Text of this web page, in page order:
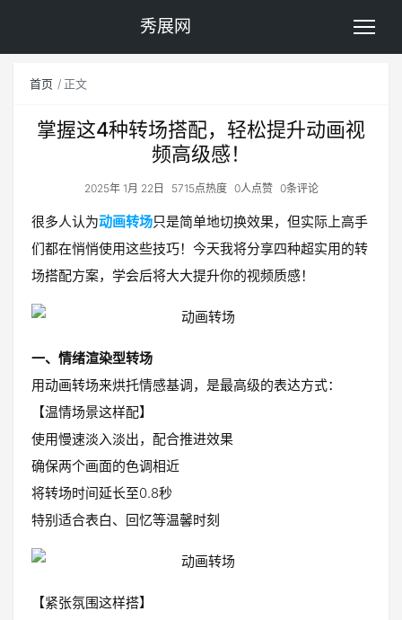
秀展网
首页 正文
掌握这4种转场搭配，轻松提升动画视
频高级感！
2025年 1月 22日 5715点热度 0人点赞 0条评论
很多人认为动画转场只是简单地切换效果，但实际上高手
们都在悄悄使用这些技巧！今天我将分享四种超实用的转
场搭配方案，学会后将大大提升你的视频质感！
一、情绪渲染型转场
用动画转场来烘托情感基调，是最高级的表达方式：
【温情场景这样配】
使用慢速淡入淡出，配合推进效果
确保两个画面的色调相近
将转场时间延长至0.8秒
特别适合表白、回忆等温馨时刻
【紧张氛围这样搭】